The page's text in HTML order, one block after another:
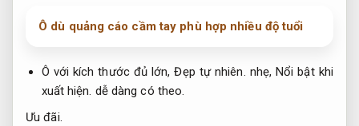
Ô dù quảng cáo cầm tay phù hợp nhiều độ tuổi
Ô với kích thước đủ lớn,Đẹp tự nhiên. nhẹ, Nổi bật khi
xuất hiện. dễ dàng có theo.
Ưu đãi.